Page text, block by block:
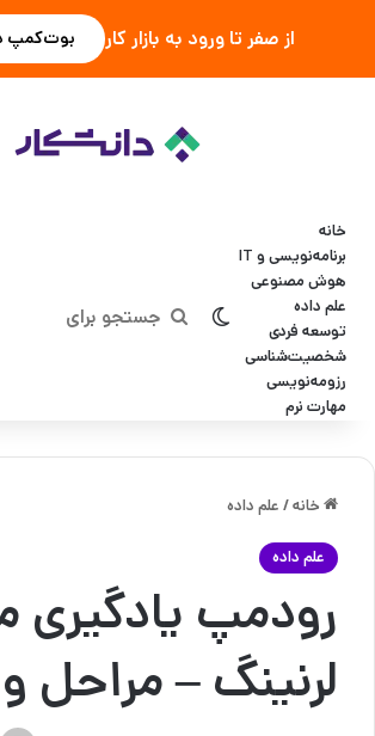
از صفر تا ورود به بازار کار بوت‌کمپ
خانه
برنامه‌نویسی و IT
هوش مصنوعی
علم داده
توسعه فردی
شخصیت‌شناسی
رزومه‌نویسی
مهارت نرم
تغییر پوسته
جستجو
خانه/ علم داده
علم داده
رودمپ یادگیری
لرنینگ – مراحل